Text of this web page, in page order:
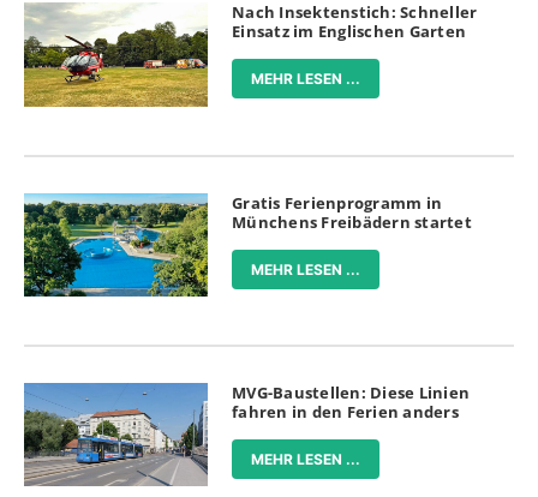
Nach Insektenstich: Schneller
Einsatz im Englischen Garten
MEHR LESEN ...
Gratis Ferienprogramm in
Münchens Freibädern startet
MEHR LESEN ...
MVG-Baustellen: Diese Linien
fahren in den Ferien anders
MEHR LESEN ...